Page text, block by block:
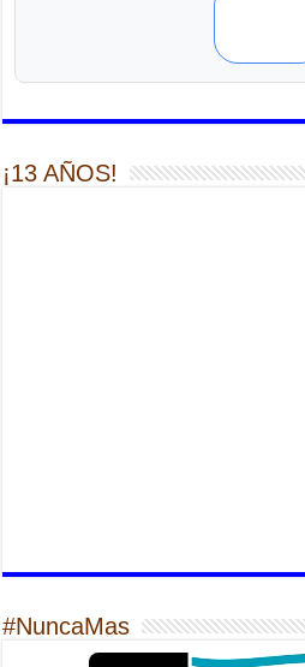
¡13 AÑOS!
#NuncaMas